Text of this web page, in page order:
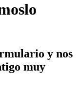
y nos
muy